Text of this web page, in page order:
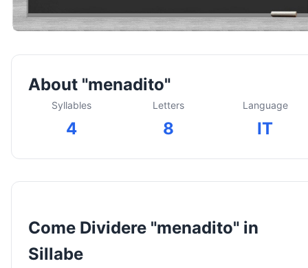
About "menadito"
Syllables
4
Letters
8
Language
IT
Come Dividere "menadito" in
Sillabe